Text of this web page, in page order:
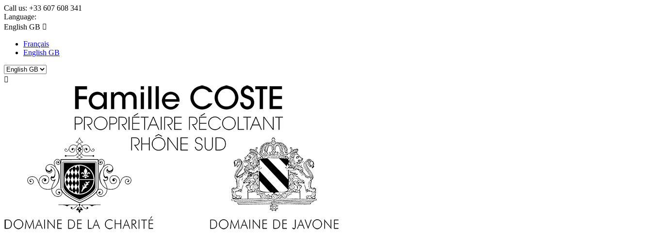
Call us: +33 607 608 341
Language:
English GB 
Français
English GB
